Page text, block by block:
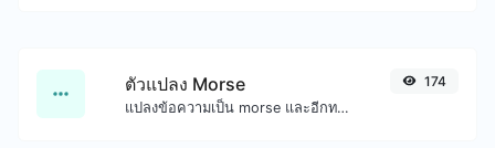
ตัวแปลง Morse
แปลงข้อความเป็น morse และอีกทางหนึ่งสำหรับอินพุตสตริงใดๆ
174